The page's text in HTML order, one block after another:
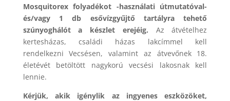
Mosquitorex folyadékot -használati útmutatóval-
és/vagy 1 db esővízgyűjtő tartályra tehető
szúnyoghálót a készlet erejéig. Az átvételhez
kertesházas, családi házas lakcímmel kell
rendelkezni Vecsésen, valamint az átvevőnek 18.
életévét betöltött nagykorú vecsési lakosnak kell
lennie.
Kérjük, akik igénylik az ingyenes eszközöket,